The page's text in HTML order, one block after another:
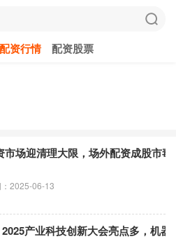
配资行情 配资股票
市场迎清理大限，场外配资成股市毒
2025-06-13
产业科技创新大会亮点多，机器